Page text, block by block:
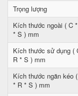
Trọng lượng
Kích thước ngoài ( C
* S ) mm
Kích thước sử dụng (
R * S ) mm
Kích thước ngăn kéo
* R * S ) mm